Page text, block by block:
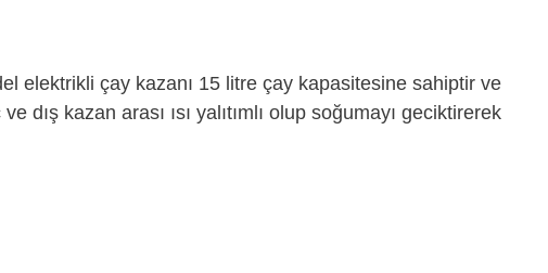
elektrikli çay kazanı 15 litre çay kapasitesine sahiptir ve
kazan arası ısı yalıtımlı olup soğumayı geciktirerek